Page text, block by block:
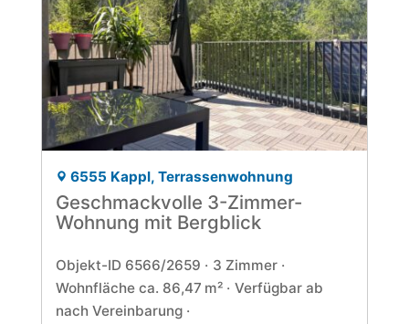
6555 Kappl, Terrassenwohnung
Geschmackvolle 3-Zimmer-
Wohnung mit Bergblick
Objekt-ID 6566/2659
3 Zimmer
Wohnfläche ca. 86,47 m²
Verfügbar ab
nach Vereinbarung